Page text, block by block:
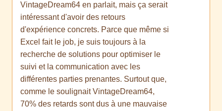
VintageDream64 en parlait, mais ça serait
intéressant d'avoir des retours
d'expérience concrets. Parce que même si
Excel fait le job, je suis toujours à la
recherche de solutions pour optimiser le
suivi et la communication avec les
différentes parties prenantes. Surtout que,
comme le soulignait VintageDream64,
70% des retards sont dus à une mauvaise